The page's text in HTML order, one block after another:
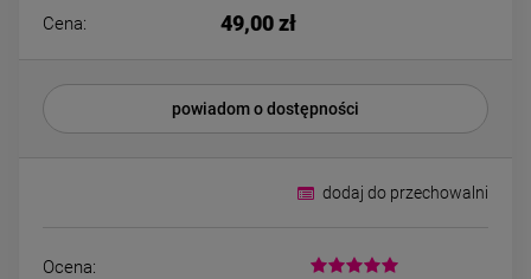
DO KOSZYKA
Cena: 49,00 zł
powiadom o dostępności
dodaj do przechowalni
Ocena: